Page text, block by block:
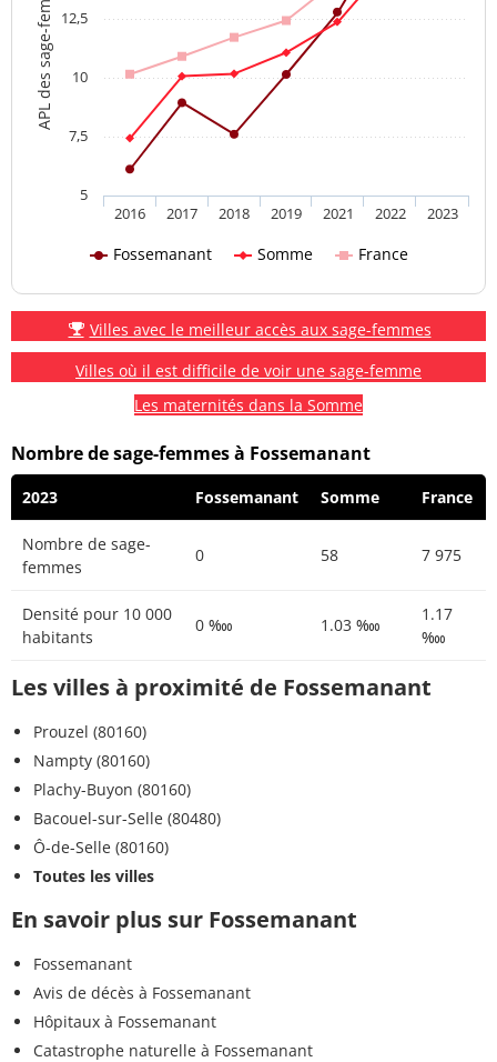
APL des sage-femmes
Fossemanant Somme France
2016 2017 2018 2019 2021 2022 2023
5
7,5
10
12,5
Villes avec le meilleur accès aux sage-femmes
Villes où il est difficile de voir une sage-femme
Les maternités dans la Somme
Nombre de sage-femmes à Fossemanant
2023 Fossemanant Somme France
Nombre de sage-
femmes
0 58 7 975
Densité pour 10 000
habitants
0 ‱ 1.03 ‱
1.17
‱
Les villes à proximité de Fossemanant
Prouzel (80160)
Nampty (80160)
Plachy-Buyon (80160)
Bacouel-sur-Selle (80480)
Ô-de-Selle (80160)
Toutes les villes
En savoir plus sur Fossemanant
Fossemanant
Avis de décès à Fossemanant
Hôpitaux à Fossemanant
Catastrophe naturelle à Fossemanant